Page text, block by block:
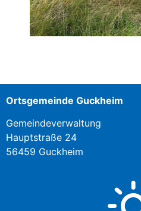
Ortsgemeinde Guckheim
Gemeindeverwaltung
Hauptstraße 24
56459 Guckheim